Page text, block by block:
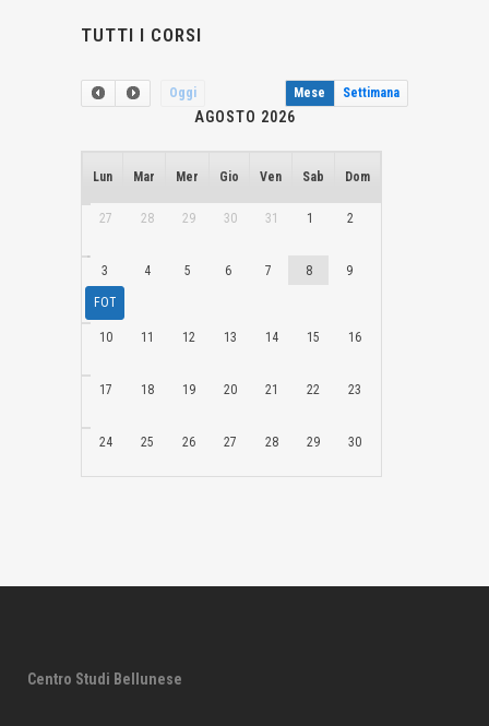
TUTTI I CORSI
Oggi Mese Settimana
AGOSTO 2026
Lun Mar Mer Gio Ven Sab Dom
27 28 29 30 31 1 2
3 4 5 6 7 8 9
FOTOVOLTAICO E ZONA AGRICOLA NOVITA' DALLA CORTE
10 11 12 13 14 15 16
17 18 19 20 21 22 23
24 25 26 27 28 29 30
Centro Studi Bellunese